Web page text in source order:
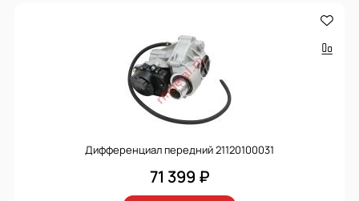
Дифференциал передний 21120100031
71 399 ₽